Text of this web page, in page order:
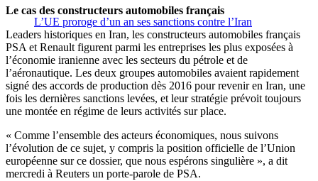
L’UE proroge d’un an ses sanctions contre l’Iran
Le cas des constructeurs automobiles français
Leaders historiques en Iran, les constructeurs automobiles français
PSA et Renault figurent parmi les entreprises les plus exposées à
l’économie iranienne avec les secteurs du pétrole et de
l’aéronautique. Les deux groupes automobiles avaient rapidement
signé des accords de production dès 2016 pour revenir en Iran, une
fois les dernières sanctions levées, et leur stratégie prévoit toujours
une montée en régime de leurs activités sur place.
« Comme l’ensemble des acteurs économiques, nous suivons
l’évolution de ce sujet, y compris la position officielle de l’Union
européenne sur ce dossier, que nous espérons singulière », a dit
mercredi à Reuters un porte-parole de PSA.